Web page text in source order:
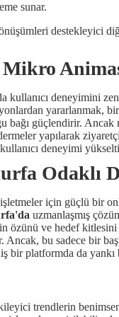
sunar.
destekleyici
kullanıcı deneyimini
yararlanmak,
bağı güçlendirir.
yapılarak
deneyimi
için güçlü bir
uzmanlaşmış
özünü ve hedef kitlesini
Ancak, bu sadece bir
bir platformda da
trendlerin